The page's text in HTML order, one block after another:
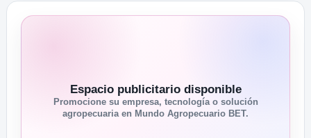
Espacio publicitario disponible
Promocione su empresa, tecnología o solución
agropecuaria en Mundo Agropecuario BET.